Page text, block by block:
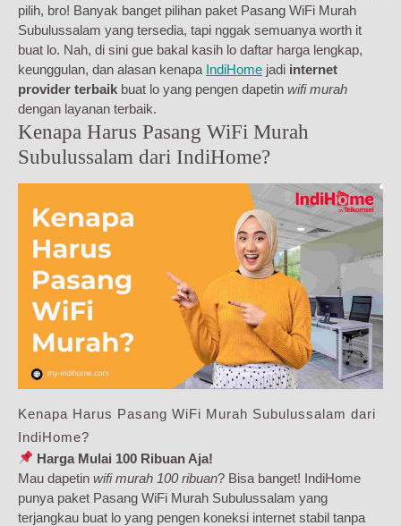
pilih, bro! Banyak banget pilihan paket Pasang WiFi Murah
Subulussalam yang tersedia, tapi nggak semuanya worth it
buat lo. Nah, di sini gue bakal kasih lo daftar harga lengkap,
keunggulan, dan alasan kenapa IndiHome jadi internet
provider terbaik buat lo yang pengen dapetin wifi murah
dengan layanan terbaik.
Kenapa Harus Pasang WiFi Murah
Subulussalam dari IndiHome?
Kenapa Harus Pasang WiFi Murah Subulussalam dari
IndiHome?
Harga Mulai 100 Ribuan Aja!
Mau dapetin wifi murah 100 ribuan? Bisa banget! IndiHome
punya paket Pasang WiFi Murah Subulussalam yang
terjangkau buat lo yang pengen koneksi internet stabil tanpa